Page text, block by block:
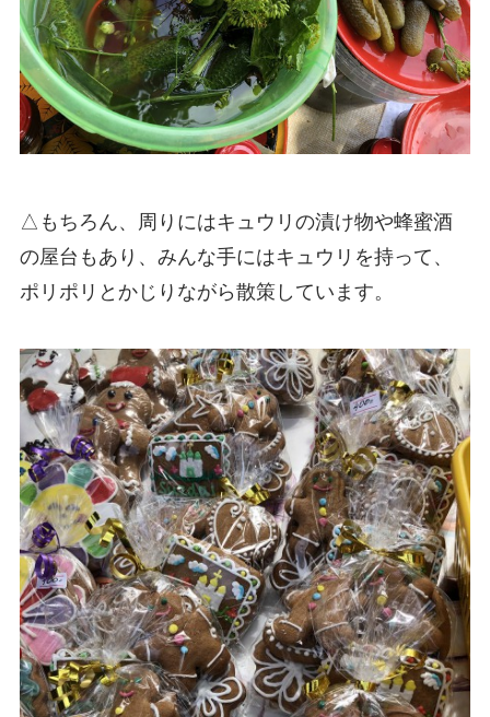
△もちろん、周りにはキュウリの漬け物や蜂蜜酒
の屋台もあり、みんな手にはキュウリを持って、
ポリポリとかじりながら散策しています。